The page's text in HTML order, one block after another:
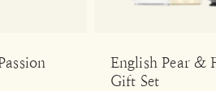
English Pear &
Gift Set